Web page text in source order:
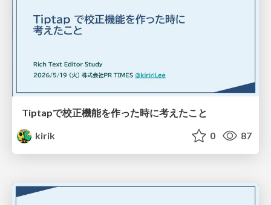
Tiptapで校正機能を作った時に考えたこと
kirik
0 87